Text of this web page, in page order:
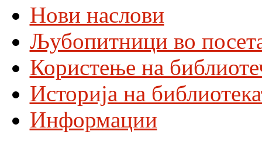
Нови наслови
Љубопитници во
Користење на
Историја на
Информации